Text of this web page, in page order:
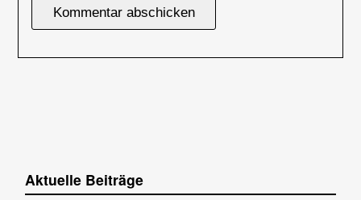
Aktuelle Beiträge